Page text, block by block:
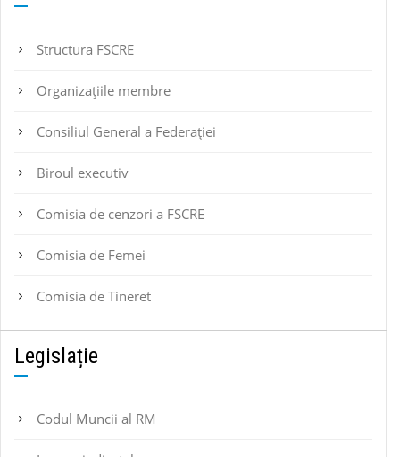
Structura FSCRE
Organizațiile membre
Consiliul General a Federației
Biroul executiv
Comisia de cenzori a FSCRE
Comisia de Femei
Comisia de Tineret
Legislație
Codul Muncii al RM